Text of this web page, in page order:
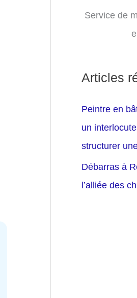
Service de
Articles
Peintre en
un
structurer
Débarras à
l’alliée des